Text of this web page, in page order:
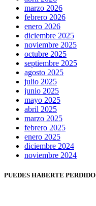
marzo 2026
febrero 2026
enero 2026
diciembre 2025
noviembre 2025
octubre 2025
septiembre 2025
agosto 2025
julio 2025
junio 2025
mayo 2025
abril 2025
marzo 2025
febrero 2025
enero 2025
diciembre 2024
noviembre 2024
PUEDES HABERTE PERDIDO